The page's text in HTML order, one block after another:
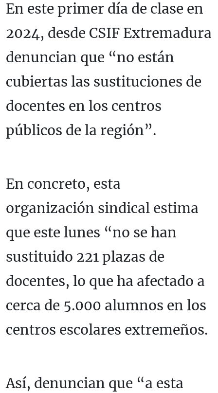
En este primer día de clase en
2024, desde CSIF Extremadura
denuncian que “no están
cubiertas las sustituciones de
docentes en los centros
públicos de la región”.
En concreto, esta
organización sindical estima
que este lunes “no se han
sustituido 221 plazas de
docentes, lo que ha afectado a
cerca de 5.000 alumnos en los
centros escolares extremeños.
Así, denuncian que “a esta